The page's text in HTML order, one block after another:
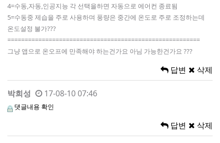
4=수동,자동,인공지능 각 선택을하면 자동으로 에어컨 종료됨
5=수동중 제습을 주로 사용하며 풍량은 중간에 온도로 주로 조정하는데
온도설정 불가???
========================================================
그냥 앱으로 온오프에 만족해야 하는건가요 아님 가능한건가요 ???
답변 삭제
박희성 17-08-10 07:46
댓글내용 확인
답변 삭제